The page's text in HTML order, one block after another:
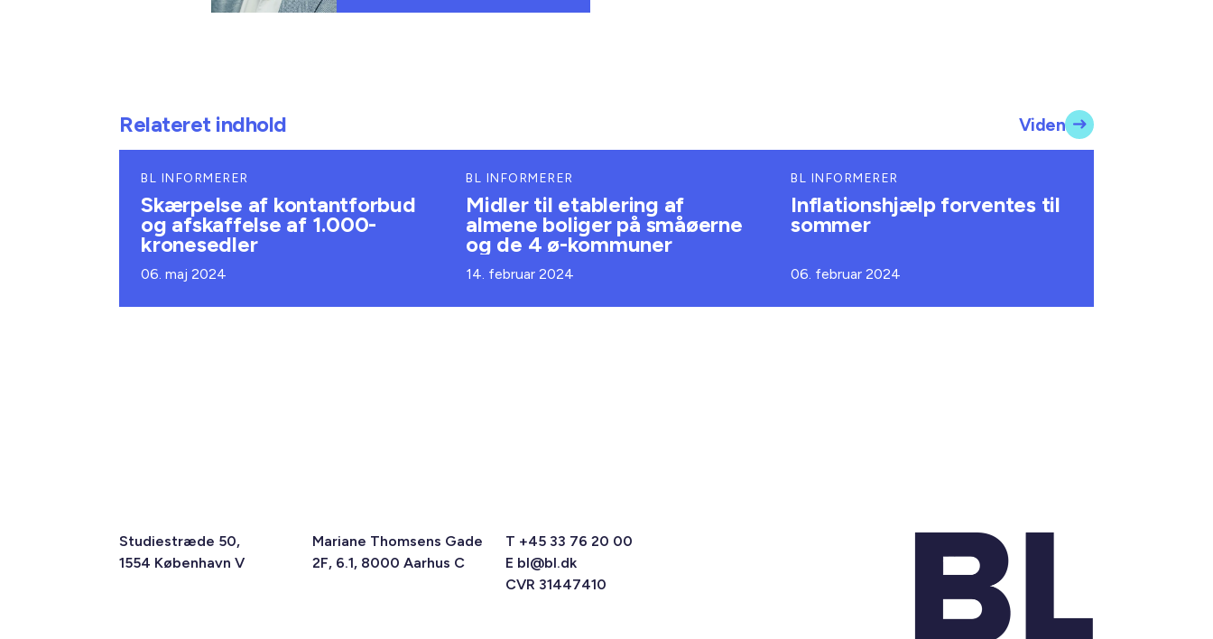
Relateret indhold Viden
BL INFORMERER
Skærpelse af kontantforbud
og afskaffelse af 1.000-
kronesedler
06. maj 2024
BL INFORMERER
Midler til etablering af
almene boliger på småøerne
og de 4 ø-kommuner
14. februar 2024
BL INFORMERER
Inflationshjælp forventes til
sommer
06. februar 2024
Studiestræde 50,
1554 København V
Mariane Thomsens Gade
2F, 6.1, 8000 Aarhus C
T +45 33 76 20 00
E bl@bl.dk
CVR 31447410